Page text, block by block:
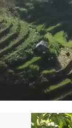
00:56